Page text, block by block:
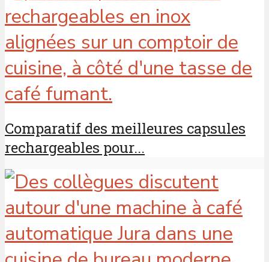
Comparatif des meilleures capsules
rechargeables pour...